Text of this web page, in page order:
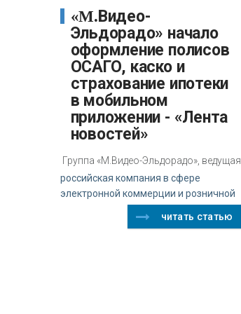
«М.Видео-
Эльдорадо» начало
оформление полисов
ОСАГО, каско и
страхование ипотеки
в мобильном
приложении - «Лента
новостей»
Группа «М.Видео-Эльдорадо», ведущая
российская компания в сфере
электронной коммерции и розничной
читать статью